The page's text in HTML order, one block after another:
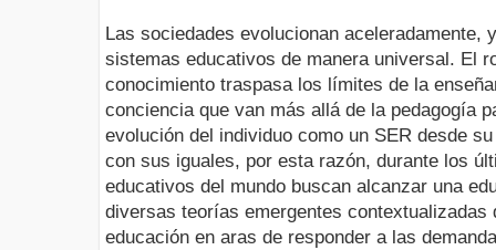
Las sociedades evolucionan aceleradamente,
sistemas educativos de manera universal. El
conocimiento traspasa los límites de la
conciencia que van más allá de la pedagogía
evolución del individuo como un SER desde
con sus iguales, por esta razón, durante los
educativos del mundo buscan alcanzar una
diversas teorías emergentes contextualizadas
educación en aras de responder a las